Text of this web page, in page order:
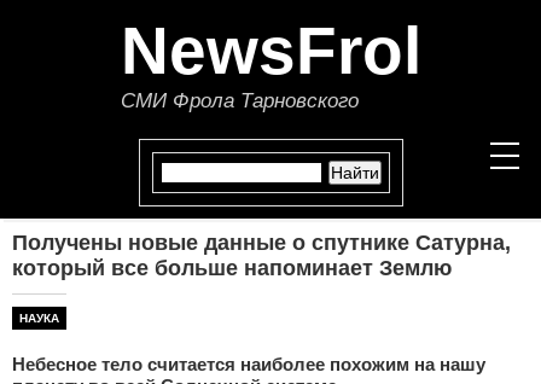
NewsFrol
СМИ Фрола Тарновского
НОВОСТИ
ПОЛИТИКА
Получены новые данные о спутнике Сатурна,
который все больше напоминает Землю
НАУКА
Небесное тело считается наиболее похожим на нашу